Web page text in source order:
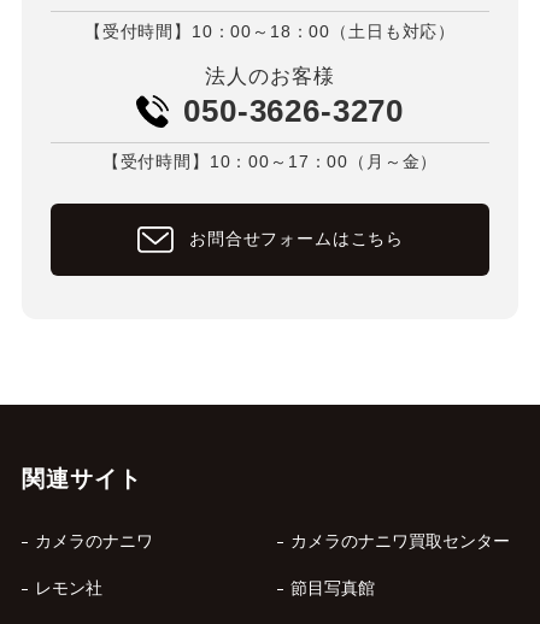
【受付時間】10：00～18：00（土日も対応）
法人のお客様
050-3626-3270
【受付時間】10：00～17：00（月～金）
お問合せフォームはこちら
関連サイト
カメラのナニワ カメラのナニワ買取センター
レモン社 節目写真館